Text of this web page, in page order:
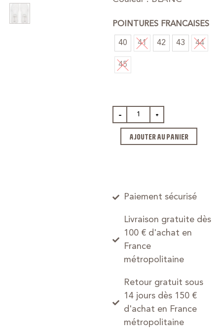
POINTURES FRANCAISES
40 41 42 43 44
45
- +
AJOUTER AU PANIER
Paiement sécurisé
Livraison gratuite dès
100 € d'achat en
France
métropolitaine
Retour gratuit sous
14 jours dès 150 €
d'achat en France
métropolitaine